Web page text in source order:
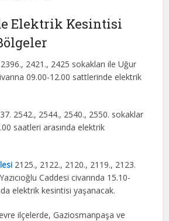
Elektrik Kesintisi
2396., 2421., 2425 sokakları ile Uğur
09.00-12.00 sattlerinde elektrik
2542., 2544., 2540., 2550. sokaklar
saatleri arasında elektrik
2125., 2122., 2120., 2119., 2123.
Caddesi civarında 15.10-
elektrik kesintisi yaşanacak.
ilçelerde, Gaziosmanpaşa ve